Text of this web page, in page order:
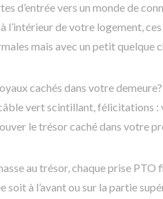
d’entrée vers un monde de
l’intérieur de votre logement,
mais avec un petit quelque
cachés dans votre
vert scintillant, félicitations :
le trésor caché dans votre
au trésor, chaque prise PTO
à l’avant ou sur la partie